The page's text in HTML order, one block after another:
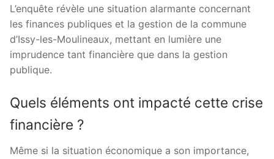
L’enquête révèle une situation alarmante concernant
les finances publiques et la gestion de la commune
d’Issy-les-Moulineaux, mettant en lumière une
imprudence tant financière que dans la gestion
publique.
Quels éléments ont impacté cette crise
financière ?
Même si la situation économique a son importance,